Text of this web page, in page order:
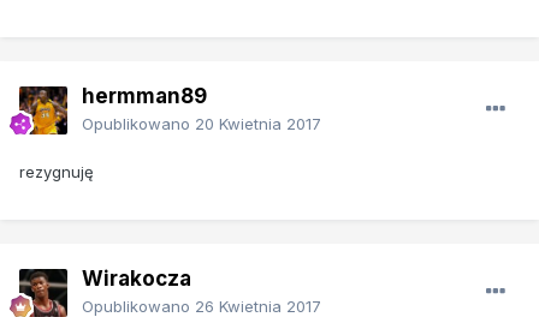
hermman89
Opublikowano 20 Kwietnia 2017
rezygnuję
Wirakocza
Opublikowano 26 Kwietnia 2017